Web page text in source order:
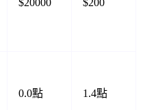
$20000 $200
0.0點 1.4點